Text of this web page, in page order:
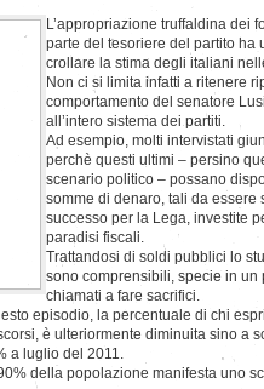
L’appropriazione truffaldina dei
parte del tesoriere del partito ha
crollare la stima degli italiani
Non ci si limita infatti a ritenere
comportamento del senatore
all’intero sistema dei partiti.
Ad esempio, molti intervistati
perchè questi ultimi – persino
scenario politico – possano
somme di denaro, tali da essere
successo per la Lega, investite
paradisi fiscali.
Trattandosi di soldi pubblici lo
sono comprensibili, specie in un
chiamati a fare sacrifici.
episodio, la percentuale di chi
è ulteriormente diminuita sino a
a luglio del 2011.
della popolazione manifesta uno